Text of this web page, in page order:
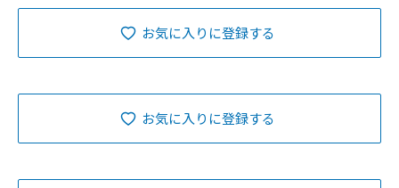
お気に入りに登録する
お気に入りに登録する